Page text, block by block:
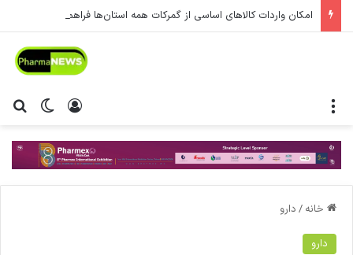
امکان واردات کالاهای اساسی از گمرکات همه استان‌ها فراهم شد.
تغییر ورود
خانه / دارو
دارو